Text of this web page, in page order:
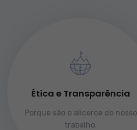
Ética e Transparência
Porque são o alicerce do nosso
trabalho.